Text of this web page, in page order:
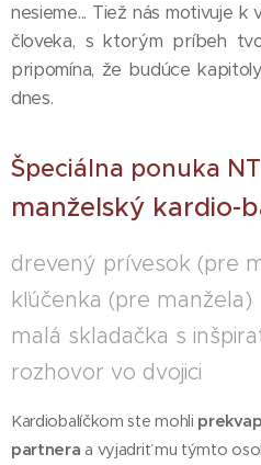
nesieme... Tiež nás motivuje
človeka, s ktorým príbeh
pripomína, že budúce
dnes.
Špeciálna ponuka
manželský kardio-
drevený prívesok (pre
kľúčenka (pre manžela)
malá skladačka s
rozhovor vo dvojici
Kardiobalíčkom ste mohli
partnera a vyjadriť mu týmto